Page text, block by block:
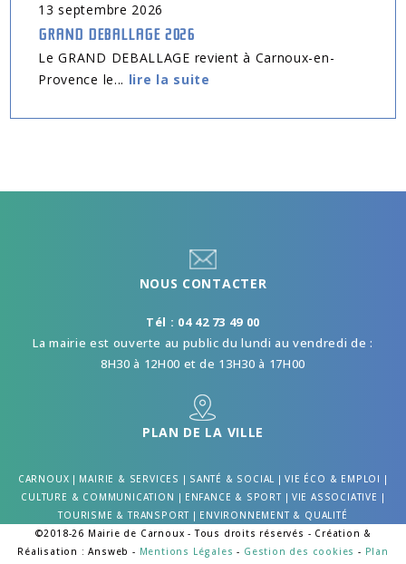
13 septembre 2026
GRAND DEBALLAGE 2026
Le GRAND DEBALLAGE revient à Carnoux-en-
Provence le... lire la suite
NOUS CONTACTER
Tél : 04 42 73 49 00
La mairie est ouverte au public du lundi au vendredi de :
8H30 à 12H00 et de 13H30 à 17H00
PLAN DE LA VILLE
CARNOUX | MAIRIE & SERVICES | SANTÉ & SOCIAL |VIE ÉCO & EMPLOI |
CULTURE & COMMUNICATION | ENFANCE & SPORT| VIE ASSOCIATIVE |
TOURISME & TRANSPORT | ENVIRONNEMENT & QUALITÉ
©2018-26 Mairie de Carnoux - Tous droits réservés - Création &
Réalisation : Answeb - Mentions Légales - Gestion des cookies - Plan